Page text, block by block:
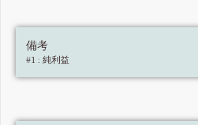
備考
#1 : 純利益